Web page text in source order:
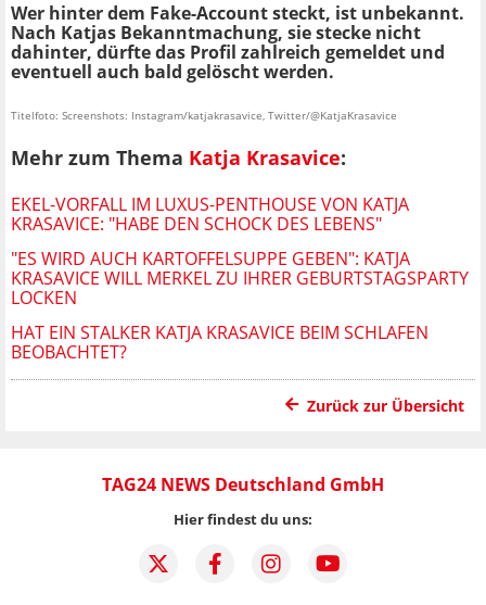
Wer hinter dem Fake-Account steckt, ist unbekannt.
Nach Katjas Bekanntmachung, sie stecke nicht
dahinter, dürfte das Profil zahlreich gemeldet und
eventuell auch bald gelöscht werden.
Titelfoto: Screenshots: Instagram/katjakrasavice, Twitter/@KatjaKrasavice
Mehr zum Thema Katja Krasavice:
EKEL-VORFALL IM LUXUS-PENTHOUSE VON KATJA
KRASAVICE: "HABE DEN SCHOCK DES LEBENS"
"ES WIRD AUCH KARTOFFELSUPPE GEBEN": KATJA
KRASAVICE WILL MERKEL ZU IHRER GEBURTSTAGSPARTY
LOCKEN
HAT EIN STALKER KATJA KRASAVICE BEIM SCHLAFEN
BEOBACHTET?
Zurück zur Übersicht
TAG24 NEWS Deutschland GmbH
Hier findest du uns: